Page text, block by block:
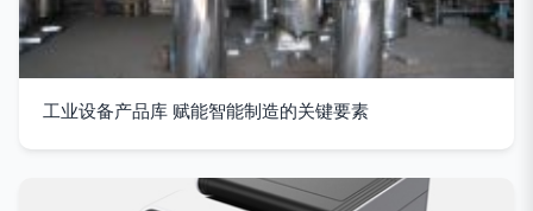
工业设备产品库 赋能智能制造的关键要素